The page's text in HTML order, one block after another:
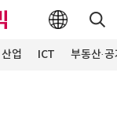
산업 ICT 부동산·